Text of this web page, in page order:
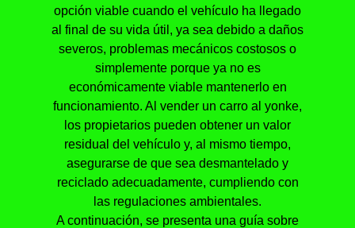
opción viable cuando el vehículo ha llegado
al final de su vida útil, ya sea debido a daños
severos, problemas mecánicos costosos o
simplemente porque ya no es
económicamente viable mantenerlo en
funcionamiento. Al vender un carro al yonke,
los propietarios pueden obtener un valor
residual del vehículo y, al mismo tiempo,
asegurarse de que sea desmantelado y
reciclado adecuadamente, cumpliendo con
las regulaciones ambientales.
A continuación, se presenta una guía sobre